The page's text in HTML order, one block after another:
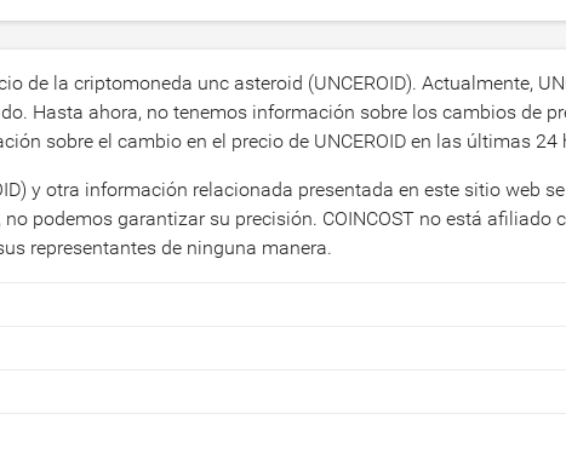
de la criptomoneda unc asteroid (UNCEROID). Actualmente,
Hasta ahora, no tenemos información sobre los cambios de
sobre el cambio en el precio de UNCEROID en las últimas 24
y otra información relacionada presentada en este sitio web
podemos garantizar su precisión. COINCOST no está afiliado
representantes de ninguna manera.